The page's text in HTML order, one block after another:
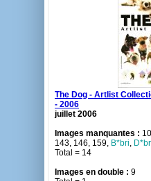
The Dog - Artlist
- 2006
juillet 2006
Images manquantes :
143, 146, 159, B*bri,
Total = 14
Images en double : 9